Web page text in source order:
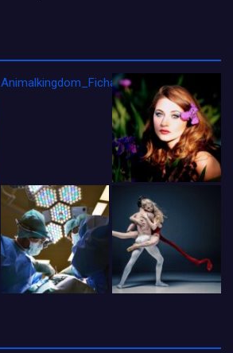
Animalkingdom_FichaCine